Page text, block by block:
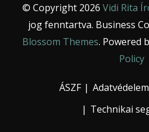
© Copyright 2026 Vidi Rita
jog fenntartva. Business
Blossom Themes. Powered
Policy
ÁSZF Adatvédelem
Technikai